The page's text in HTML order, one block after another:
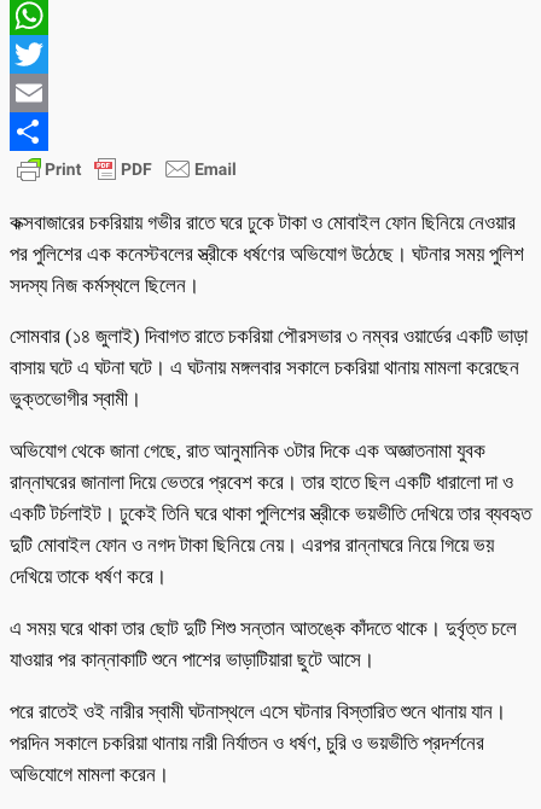
Messenger
WhatsApp
Twitter
Email
Share
কক্সবাজারের চকরিয়ায় গভীর রাতে ঘরে ঢুকে টাকা ও মোবাইল ফোন ছিনিয়ে নেওয়ার
পর পুলিশের এক কনেস্টবলের স্ত্রীকে ধর্ষণের অভিযোগ উঠেছে। ঘটনার সময় পুলিশ
সদস্য নিজ কর্মস্থলে ছিলেন।
সোমবার (১৪ জুলাই) দিবাগত রাতে চকরিয়া পৌরসভার ৩ নম্বর ওয়ার্ডের একটি ভাড়া
বাসায় ঘটে এ ঘটনা ঘটে। এ ঘটনায় মঙ্গলবার সকালে চকরিয়া থানায় মামলা করেছেন
ভুক্তভোগীর স্বামী।
অভিযোগ থেকে জানা গেছে, রাত আনুমানিক ৩টার দিকে এক অজ্ঞাতনামা যুবক
রান্নাঘরের জানালা দিয়ে ভেতরে প্রবেশ করে। তার হাতে ছিল একটি ধারালো দা ও
একটি টর্চলাইট। ঢুকেই তিনি ঘরে থাকা পুলিশের স্ত্রীকে ভয়ভীতি দেখিয়ে তার ব্যবহৃত
দুটি মোবাইল ফোন ও নগদ টাকা ছিনিয়ে নেয়। এরপর রান্নাঘরে নিয়ে গিয়ে ভয়
দেখিয়ে তাকে ধর্ষণ করে।
এ সময় ঘরে থাকা তার ছোট দুটি শিশু সন্তান আতঙ্কে কাঁদতে থাকে। দুর্বৃত্ত চলে
যাওয়ার পর কান্নাকাটি শুনে পাশের ভাড়াটিয়ারা ছুটে আসে।
পরে রাতেই ওই নারীর স্বামী ঘটনাস্থলে এসে ঘটনার বিস্তারিত শুনে থানায় যান।
পরদিন সকালে চকরিয়া থানায় নারী নির্যাতন ও ধর্ষণ, চুরি ও ভয়ভীতি প্রদর্শনের
অভিযোগে মামলা করেন।